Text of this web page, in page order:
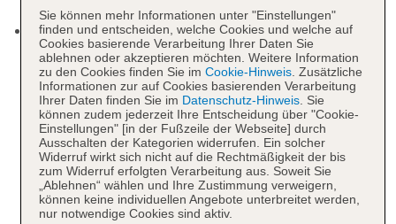
mit Poolblick
Pools: 6
Activity Pool mit zwei Becken (davon ein
Becken beheizbar von ca. November bis ca.
Mai)
Family Pool mit 3 Wasserrutschen
Relax Pool (beheizbar von ca. November bis
ca. Mai)
Kinderpool (beheizbar von ca. November bis
ca. Mai)
Whirlpool im Spa-Bereich
Sie können mehr Informationen unter "Einstellungen"
finden und entscheiden, welche Cookies und welche auf
Cookies basierende Verarbeitung Ihrer Daten Sie
ablehnen oder akzeptieren möchten. Weitere Information
zu den Cookies finden Sie im Cookie-Hinweis. Zusätzliche
Informationen zur auf Cookies basierenden Verarbeitung
Ihrer Daten finden Sie im Datenschutz-Hinweis. Sie
können zudem jederzeit Ihre Entscheidung über "Cookie-
Einstellungen" [in der Fußzeile der Webseite] durch
Ausschalten der Kategorien widerrufen. Ein solcher
Widerruf wirkt sich nicht auf die Rechtmäßigkeit der bis
zum Widerruf erfolgten Verarbeitung aus. Soweit Sie
„Ablehnen“ wählen und Ihre Zustimmung verweigern,
können keine individuellen Angebote unterbreitet werden,
nur notwendige Cookies sind aktiv.